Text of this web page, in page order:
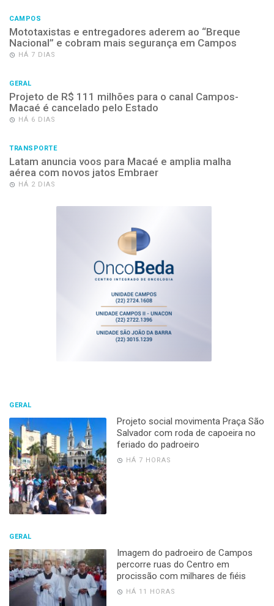
CAMPOS
Mototaxistas e entregadores aderem ao “Breque
Nacional” e cobram mais segurança em Campos
HÁ 7 DIAS
GERAL
Projeto de R$ 111 milhões para o canal Campos-
Macaé é cancelado pelo Estado
HÁ 6 DIAS
TRANSPORTE
Latam anuncia voos para Macaé e amplia malha
aérea com novos jatos Embraer
HÁ 2 DIAS
GERAL
Projeto social movimenta Praça São
Salvador com roda de capoeira no
feriado do padroeiro
HÁ 7 HORAS
GERAL
Imagem do padroeiro de Campos
percorre ruas do Centro em
procissão com milhares de fiéis
HÁ 11 HORAS